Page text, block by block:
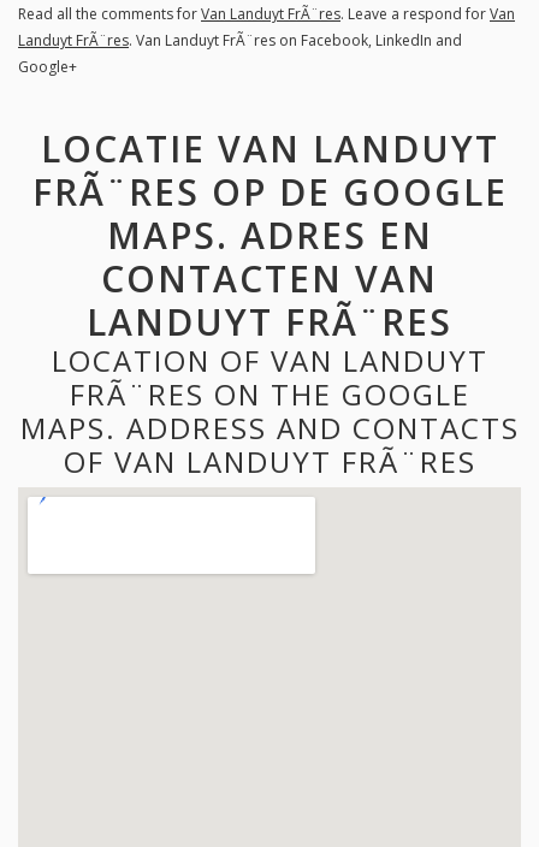
Read all the comments forVan Landuyt FrÃ¨res. Leave a respond forVan
Landuyt FrÃ¨res. Van Landuyt FrÃ¨res on Facebook, LinkedIn and
Google+
LOCATIE VAN LANDUYT
FRÃ¨RES OP DE GOOGLE
MAPS. ADRES EN
CONTACTEN VAN
LANDUYT FRÃ¨RES
LOCATION OF VAN LANDUYT
FRÃ¨RES ON THE GOOGLE
MAPS. ADDRESS AND CONTACTS
OF VAN LANDUYT FRÃ¨RES